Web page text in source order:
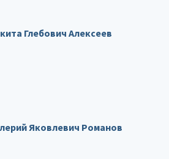
Глебович Алексеев
Яковлевич Романов